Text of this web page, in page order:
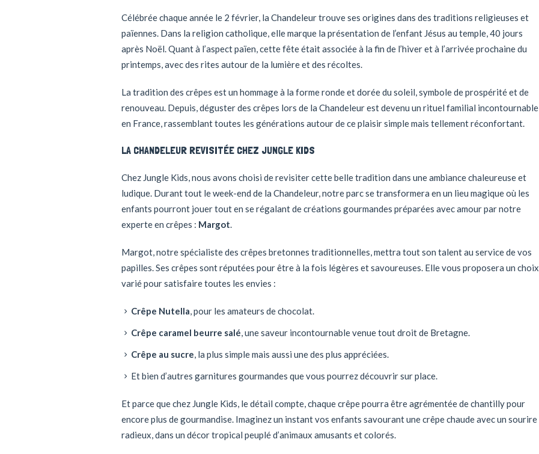
Célébrée chaque année le 2 février, la Chandeleur trouve ses origines dans des traditions religieuses et
païennes. Dans la religion catholique, elle marque la présentation de l’enfant Jésus au temple, 40 jours
après Noël. Quant à l’aspect païen, cette fête était associée à la fin de l’hiver et à l’arrivée prochaine du
printemps, avec des rites autour de la lumière et des récoltes.
La tradition des crêpes est un hommage à la forme ronde et dorée du soleil, symbole de prospérité et de
renouveau. Depuis, déguster des crêpes lors de la Chandeleur est devenu un rituel familial incontournable
en France, rassemblant toutes les générations autour de ce plaisir simple mais tellement réconfortant.
LA CHANDELEUR REVISITÉE CHEZ JUNGLE KIDS
Chez Jungle Kids, nous avons choisi de revisiter cette belle tradition dans une ambiance chaleureuse et
ludique. Durant tout le week-end de la Chandeleur, notre parc se transformera en un lieu magique où les
enfants pourront jouer tout en se régalant de créations gourmandes préparées avec amour par notre
experte en crêpes : Margot
Margot, notre spécialiste des crêpes bretonnes traditionnelles, mettra tout son talent au service de vos
papilles. Ses crêpes sont réputées pour être à la fois légères et savoureuses. Elle vous proposera un choix
varié pour satisfaire toutes les envies :
Crêpe Nutella , pour les amateurs de chocolat.
Crêpe caramel beurre salé , une saveur incontournable venue tout droit de Bretagne.
Crêpe au sucre , la plus simple mais aussi une des plus appréciées.
Et bien d’autres garnitures gourmandes que vous pourrez découvrir sur place.
Et parce que chez Jungle Kids, le détail compte, chaque crêpe pourra être agrémentée de chantilly pour
encore plus de gourmandise. Imaginez un instant vos enfants savourant une crêpe chaude avec un sourire
radieux, dans un décor tropical peuplé d’animaux amusants et colorés.